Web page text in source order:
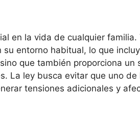
en la vida de cualquier familia.
entorno habitual, lo que
que también proporciona un
La ley busca evitar que uno de
tensiones adicionales y